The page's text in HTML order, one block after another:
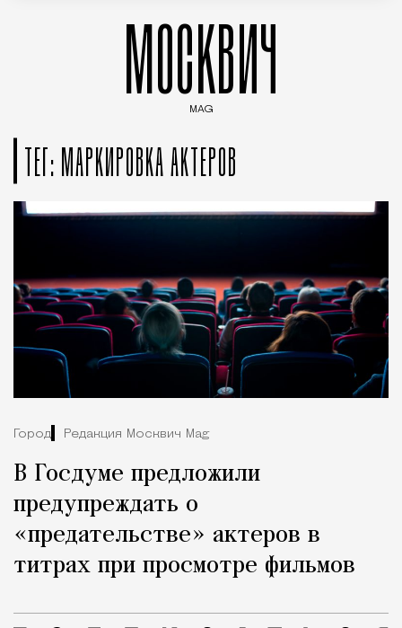
МОСКВИЧ
MAG
ТЕГ: МАРКИРОВКА АКТЕРОВ
Город Редакция Москвич Mag
В Госдуме предложили
предупреждать о
«предательстве» актеров в
титрах при просмотре фильмов